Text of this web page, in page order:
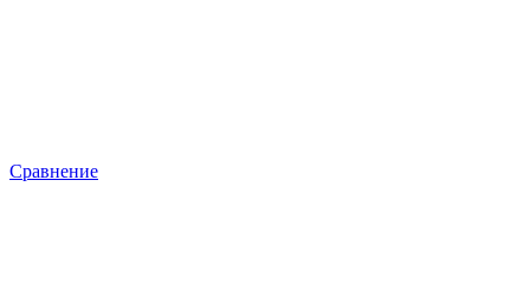
Сравнение